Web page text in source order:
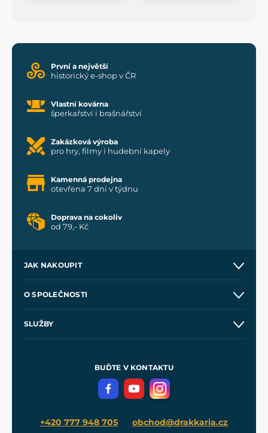
První a největší
historický e-shop v ČR
Vlastní kovárna
šperkařství i brašnářství
Zakázková výroba
pro hry, filmy i hudební kapely
Kamenná prodejna
otevřena 7 dní v týdnu
Doprava na cokoliv
od 79,- Kč
JAK NAKOUPIT
Velkoobchod
O SPOLEČNOSTI
SLUŽBY
Meče pro Kingdom Come
BUĎTE V KONTAKTU
+420 777 948 705 obchod@drakkaria.cz